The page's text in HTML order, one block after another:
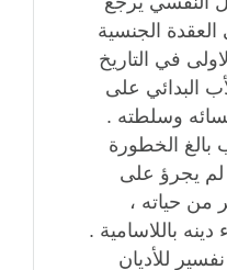
العقدة الجنسية
في التاريخ
البدائي على
وسلطته .
بالغ الخطورة
يجرؤ على
من حياته ،
باللاسامية .
للأديان